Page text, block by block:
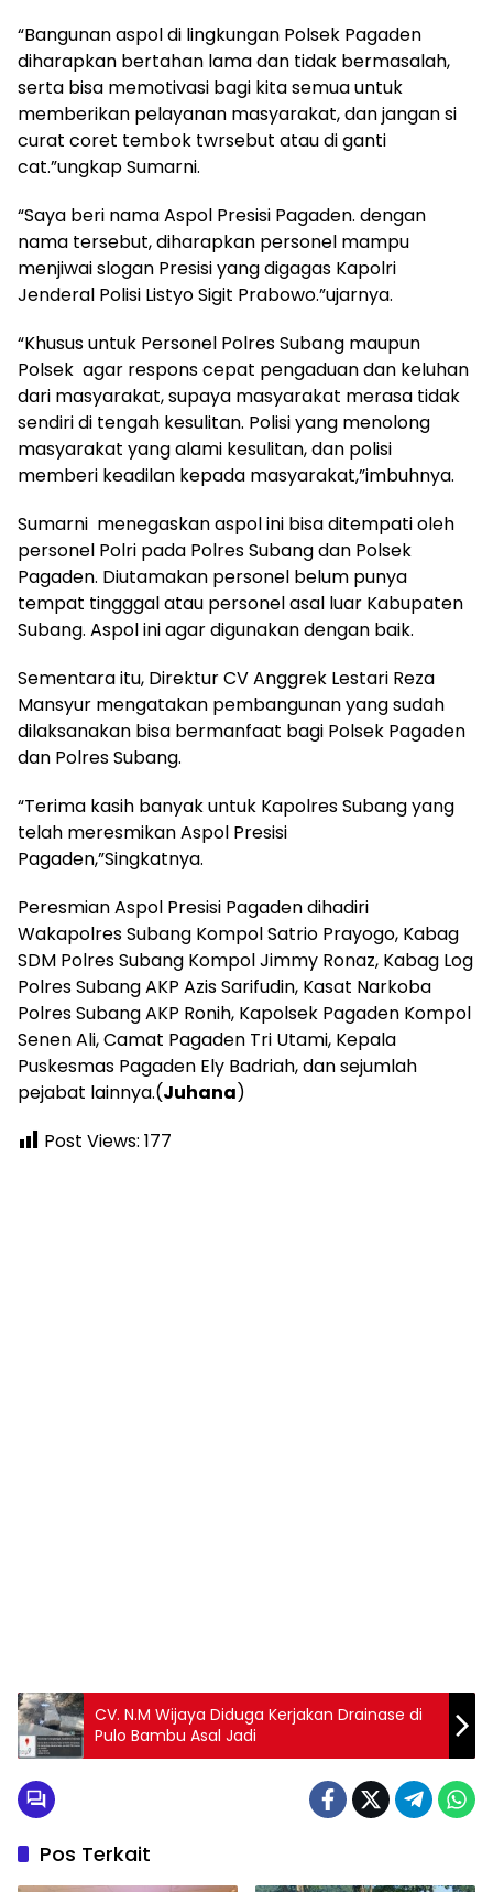
“Bangunan aspol di lingkungan Polsek Pagaden
diharapkan bertahan lama dan tidak bermasalah,
serta bisa memotivasi bagi kita semua untuk
memberikan pelayanan masyarakat, dan jangan si
curat coret tembok twrsebut atau di ganti
cat.”ungkap Sumarni.
“Saya beri nama Aspol Presisi Pagaden. dengan
nama tersebut, diharapkan personel mampu
menjiwai slogan Presisi yang digagas Kapolri
Jenderal Polisi Listyo Sigit Prabowo.”ujarnya.
“Khusus untuk Personel Polres Subang maupun
Polsek agar respons cepat pengaduan dan keluhan
dari masyarakat, supaya masyarakat merasa tidak
sendiri di tengah kesulitan. Polisi yang menolong
masyarakat yang alami kesulitan, dan polisi
memberi keadilan kepada masyarakat,”imbuhnya.
Sumarni menegaskan aspol ini bisa ditempati oleh
personel Polri pada Polres Subang dan Polsek
Pagaden. Diutamakan personel belum punya
tempat tingggal atau personel asal luar Kabupaten
Subang. Aspol ini agar digunakan dengan baik.
Sementara itu, Direktur CV Anggrek Lestari Reza
Mansyur mengatakan pembangunan yang sudah
dilaksanakan bisa bermanfaat bagi Polsek Pagaden
dan Polres Subang.
“Terima kasih banyak untuk Kapolres Subang yang
telah meresmikan Aspol Presisi
Pagaden,”Singkatnya.
Peresmian Aspol Presisi Pagaden dihadiri
Wakapolres Subang Kompol Satrio Prayogo, Kabag
SDM Polres Subang Kompol Jimmy Ronaz, Kabag Log
Polres Subang AKP Azis Sarifudin, Kasat Narkoba
Polres Subang AKP Ronih, Kapolsek Pagaden Kompol
Senen Ali, Camat Pagaden Tri Utami, Kepala
Puskesmas Pagaden Ely Badriah, dan sejumlah
pejabat lainnya.(Juhana)
Post Views: 177
CV. N.M Wijaya Diduga Kerjakan Drainase di
Pulo Bambu Asal Jadi
Pos Terkait